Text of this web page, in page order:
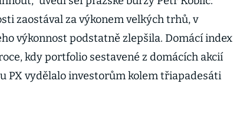
zaostával za výkonem velkých trhů, v
výkonnost podstatně zlepšila. Domácí index
kdy portfolio sestavené z domácích akcií
PX vydělalo investorům kolem třiapadesáti